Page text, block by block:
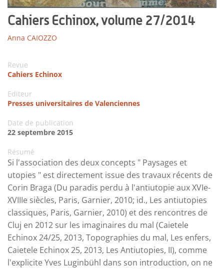
Cahiers Echinox, volume 27/2014
Anna CAIOZZO
Revue
Cahiers Echinox
Editeur
Presses universitaires de Valenciennes
Date de publication
22 septembre 2015
Résumé
Si l'association des deux concepts " Paysages et
utopies " est directement issue des travaux récents de
Corin Braga (Du paradis perdu à l'antiutopie aux XVIe-
XVIIIe siècles, Paris, Garnier, 2010; id., Les antiutopies
classiques, Paris, Garnier, 2010) et des rencontres de
Cluj en 2012 sur les imaginaires du mal (Caietele
Echinox 24/25, 2013, Topographies du mal, Les enfers,
Caietele Echinox 25, 2013, Les Antiutopies, II), comme
l'explicite Yves Luginbühl dans son introduction, on ne